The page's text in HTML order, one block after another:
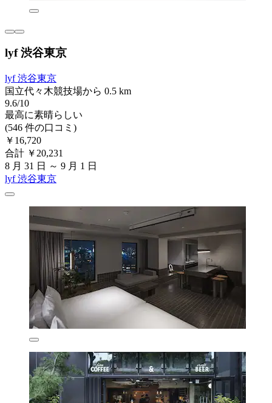
lyf 渋谷東京
lyf 渋谷東京
国立代々木競技場から 0.5 km
9.6/10
最高に素晴らしい
(546 件の口コミ)
￥16,720
合計 ￥20,231
8 月 31 日 ～ 9 月 1 日
lyf 渋谷東京